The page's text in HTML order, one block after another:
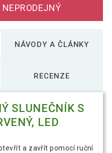
NÁVODY A ČLÁNKY
RECENZE
SLUNEČNÍK S
LED
a zavřít pomocí ruční